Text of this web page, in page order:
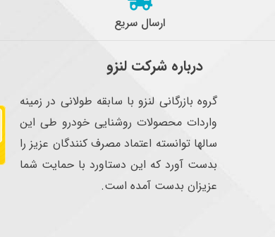
ارسال سریع
درباره شرکت لنزو
گروه بازرگانی لنزو با سابقه طولانی در زمینه
واردات محصولات روشنایی خودرو طی این
سالها توانسته اعتماد مصرف کنندگان عزیز را
بدست آورد که این دستاورد با حمایت شما
عزیزان بدست آمده است.